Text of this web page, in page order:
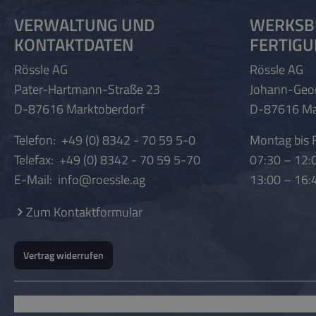
VERWALTUNG UND
KONTAKTDATEN
Rössle AG
Pater-Hartmann-Straße 23
D-87616 Marktoberdorf
Telefon: +49 (0) 8342 - 70 59 5-0
Telefax: +49 (0) 8342 - 70 59 5-70
E-Mail: info@roessle.ag
Zum Kontaktformular
Vertrag widerrufen
Rössle AG
Johann-
D-87616
Montag bis
07:30 –
13:00 –